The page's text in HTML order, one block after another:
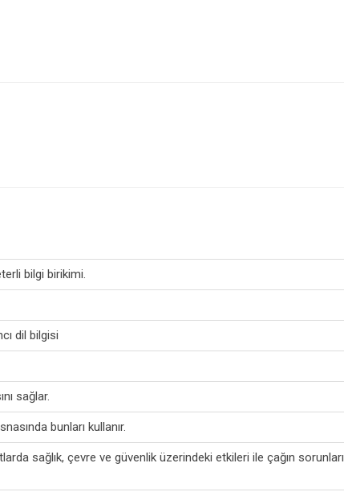
bilgi birikimi.
dil bilgisi
sağlar.
bunları kullanır.
sağlık, çevre ve güvenlik üzerindeki etkileri ile çağın